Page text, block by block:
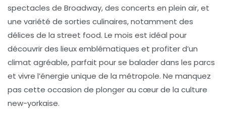
spectacles de Broadway, des concerts en plein air, et
une variété de sorties culinaires, notamment des
délices de la street food. Le mois est idéal pour
découvrir des lieux emblématiques et profiter d’un
climat agréable, parfait pour se balader dans les parcs
et vivre l’énergie unique de la métropole. Ne manquez
pas cette occasion de plonger au cœur de la culture
new-yorkaise.